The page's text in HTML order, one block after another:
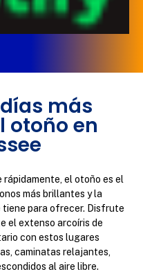
más
otoño en
el otoño es el
más brillantes y la
tiene para ofrecer. Disfrute
el extenso arcoíris de
con estos lugares
caminatas relajantes,
al aire libre.